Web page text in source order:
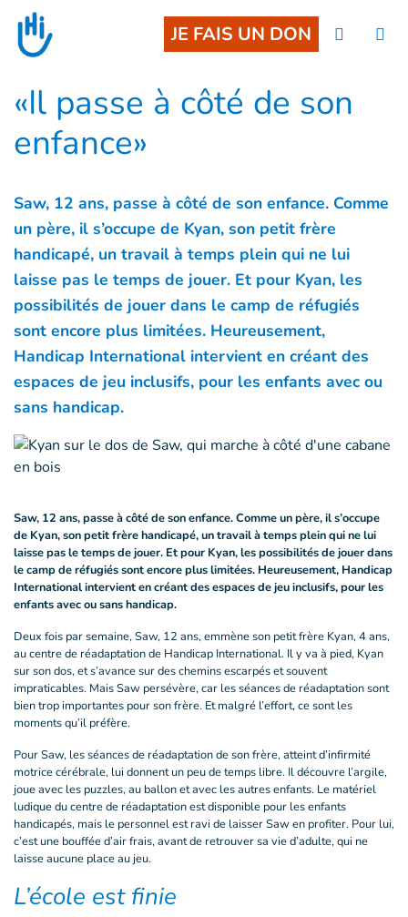
Goto main content
JE FAIS UN DON
«Il passe à côté de son
enfance»
Saw, 12 ans, passe à côté de son enfance. Comme
un père, il s’occupe de Kyan, son petit frère
handicapé, un travail à temps plein qui ne lui
laisse pas le temps de jouer. Et pour Kyan, les
possibilités de jouer dans le camp de réfugiés
sont encore plus limitées. Heureusement,
Handicap International intervient en créant des
espaces de jeu inclusifs, pour les enfants avec ou
sans handicap.
Saw, 12 ans, passe à côté de son enfance. Comme un père, il s’occupe
de Kyan, son petit frère handicapé, un travail à temps plein qui ne lui
laisse pas le temps de jouer. Et pour Kyan, les possibilités de jouer dans
le camp de réfugiés sont encore plus limitées. Heureusement, Handicap
International intervient en créant des espaces de jeu inclusifs, pour les
enfants avec ou sans handicap.
Deux fois par semaine, Saw, 12 ans, emmène son petit frère Kyan, 4 ans,
au centre de réadaptation de Handicap International. Il y va à pied, Kyan
sur son dos, et s’avance sur des chemins escarpés et souvent
impraticables. Mais Saw persévère, car les séances de réadaptation sont
bien trop importantes pour son frère. Et malgré l’effort, ce sont les
moments qu’il préfère.
Pour Saw, les séances de réadaptation de son frère, atteint d’infirmité
motrice cérébrale, lui donnent un peu de temps libre. Il découvre l’argile,
joue avec les puzzles, au ballon et avec les autres enfants. Le matériel
ludique du centre de réadaptation est disponible pour les enfants
handicapés, mais le personnel est ravi de laisser Saw en profiter. Pour lui,
c’est une bouffée d’air frais, avant de retrouver sa vie d’adulte, qui ne
laisse aucune place au jeu.
L’école est finie